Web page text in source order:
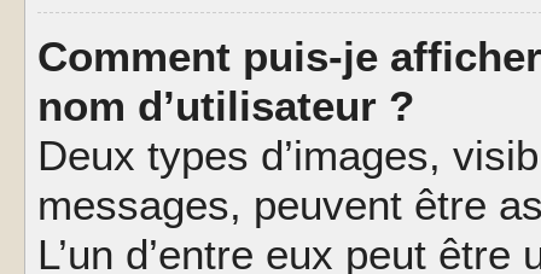
Comment puis-je
nom d’utilisateur ?
Deux types d’images,
messages, peuvent être
L’un d’entre eux peut